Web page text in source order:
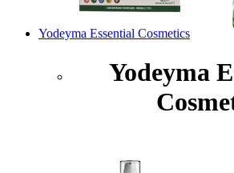
Yodeyma Essential Cosmetics
Yodeyma